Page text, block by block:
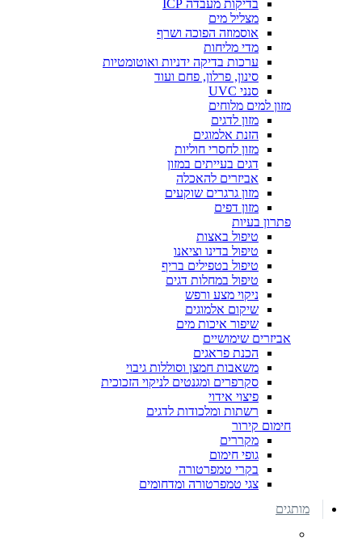
בדיקות מעבדה ICP
מצליל מים
אוסמוזה הפוכה ושרף
מדי מליחות
ערכות בדיקה ידניות ואוטומטיות
סינון, פרלון, פחם ועוד
סנני UVC
מזון למים מלוחים
מזון לדגים
הזנת אלמוגים
מזון לחסרי חוליות
דגים בעייתים במזון
אביזרים להאכלה
מזון גרגרים שוקעים
מזון דפים
פתרון בעיות
טיפול באצות
טיפול בדינו וציאנו
טיפול בטפילים בריף
טיפול במחלות דגים
ניקוי מצע ורפש
שיקום אלמוגים
שיפור איכות מים
אביזרים שימושיים
הכנת פראגים
משאבות חמצן וסוללות גיבוי
סקרפרים ומגנטים לניקוי הזכוכית
פיצוי אידוי
רשתות ומלכודות לדגים
חימום קירור
מקררים
גופי חימום
בקרי טמפרטורה
צגי טמפרטורה ומדחומים
מותגים